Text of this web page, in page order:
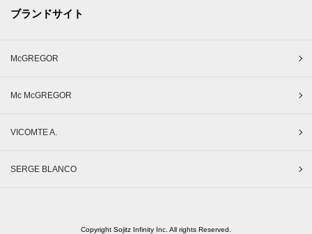
ブランドサイト
McGREGOR
Mc McGREGOR
VICOMTE A.
SERGE BLANCO
Copyright Sojitz Infinity Inc. All rights Reserved.